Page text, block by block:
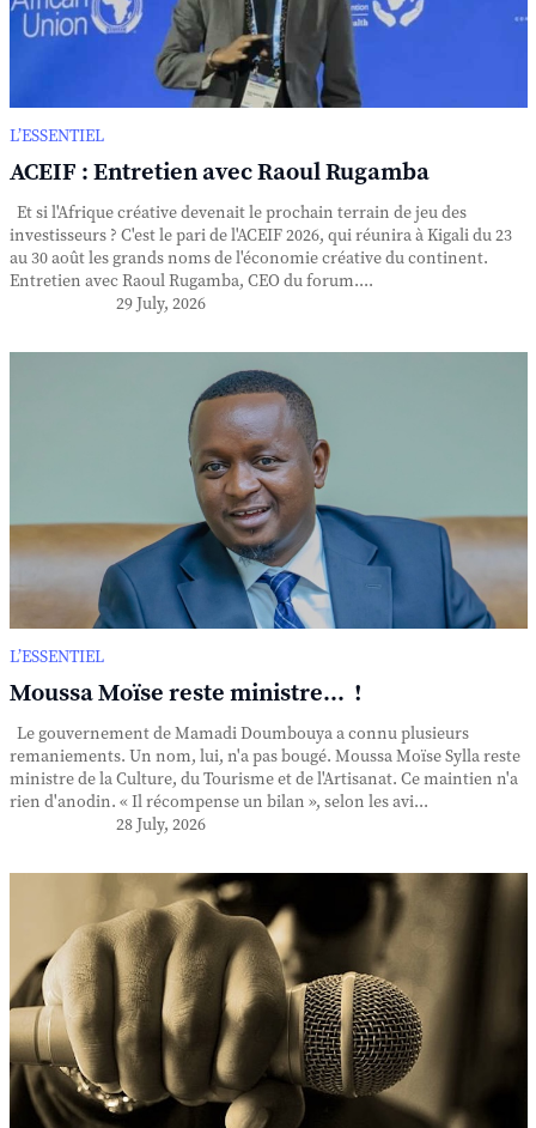
L’ESSENTIEL
ACEIF : Entretien avec Raoul Rugamba
Et si l'Afrique créative devenait le prochain terrain de jeu des
investisseurs ? C'est le pari de l'ACEIF 2026, qui réunira à Kigali du 23
au 30 août les grands noms de l'économie créative du continent.
Entretien avec Raoul Rugamba, CEO du forum....
29 July, 2026
L’ESSENTIEL
Moussa Moïse reste ministre... !
Le gouvernement de Mamadi Doumbouya a connu plusieurs
remaniements. Un nom, lui, n'a pas bougé. Moussa Moïse Sylla reste
ministre de la Culture, du Tourisme et de l'Artisanat. Ce maintien n'a
rien d'anodin. « Il récompense un bilan », selon les avi...
28 July, 2026